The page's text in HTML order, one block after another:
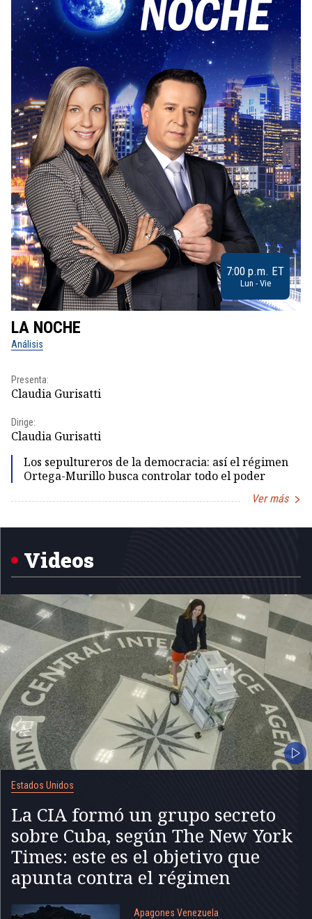
7:00 p.m. ET
Lun - Vie
LA NOCHE
Análisis
Presenta:
Claudia Gurisatti
Dirige:
Claudia Gurisatti
Los sepultureros de la democracia: así el régimen
Ortega-Murillo busca controlar todo el poder
Ver más
1
Videos
Estados Unidos
La CIA formó un grupo secreto
sobre Cuba, según The New York
Times: este es el objetivo que
apunta contra el régimen
Apagones Venezuela